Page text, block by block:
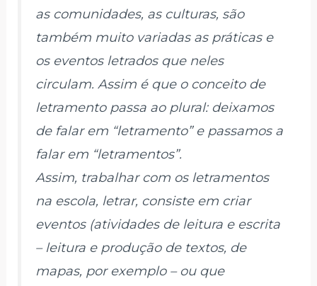
as comunidades, as culturas, são
também muito variadas as práticas e
os eventos letrados que neles
circulam. Assim é que o conceito de
letramento passa ao plural: deixamos
de falar em “letramento” e passamos a
falar em “letramentos”.
Assim, trabalhar com os letramentos
na escola, letrar, consiste em criar
eventos (atividades de leitura e escrita
– leitura e produção de textos, de
mapas, por exemplo – ou que